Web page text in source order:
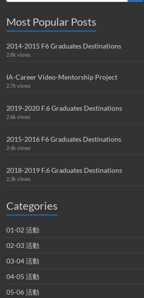
Most Popular Posts
2014-2015 F6 Graduates Destinations
2.8k views
IA-Career Video-Mentorship Project
2.7k views
2019-2020 F.6 Graduates Destinations
2.6k views
2015-2016 F6 Graduates Destinations
2.4k views
2018-2019 F.6 Graduates Destinations
2.3k views
Categories
01-02 活動
02-03 活動
03-04 活動
04-05 活動
05-06 活動